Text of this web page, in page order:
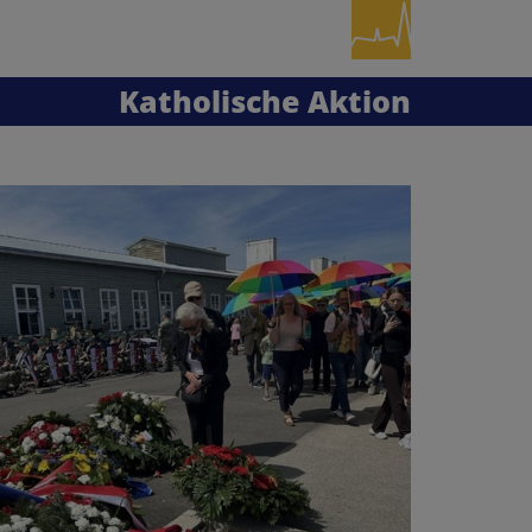
Katholische Aktion